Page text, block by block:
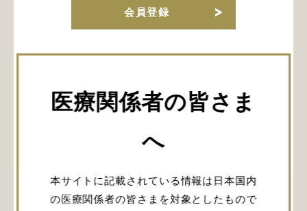
医療関係者の皆さま
へ
本サイトに記載されている情報は日本国内
の医療関係者の皆さまを対象としたもので
会員登録